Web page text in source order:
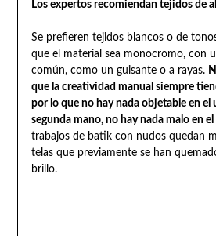
Los expertos recomiendan tejidos de
Se prefieren tejidos blancos o de
que el material sea monocromo, con
común, como un guisante o a rayas.
que la creatividad manual siempre
por lo que no hay nada objetable en el
segunda mano, no hay nada malo en el
trabajos de batik con nudos quedan
telas que previamente se han
brillo.